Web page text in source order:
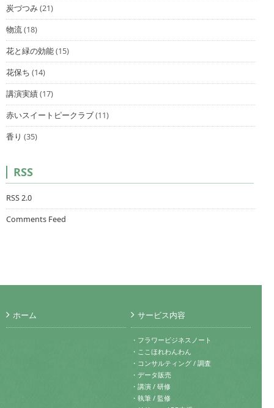
炭づつみ(21)
物流(18)
花と緑の効能(15)
花保ち (14)
講演実績(17)
赤いスイートピークラブ(11)
香り (35)
RSS
RSS 2.0
Comments Feed
ホーム サービス内容
・フラワービジネスノート
・ここほれわんわん
・コンサルティング / 調査
・データ販売
・講演 / 研修
・執筆 / 監修